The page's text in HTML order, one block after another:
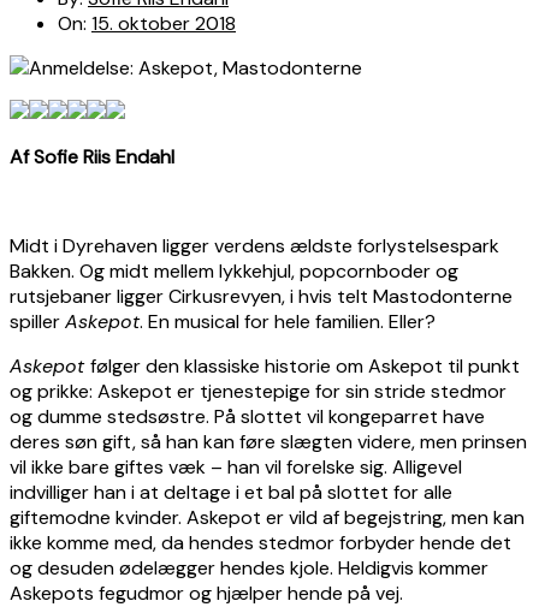
On: 15. oktober 2018
Af Sofie Riis Endahl
Midt i Dyrehaven ligger verdens ældste forlystelsespark
Bakken. Og midt mellem lykkehjul, popcornboder og
rutsjebaner ligger Cirkusrevyen, i hvis telt Mastodonterne
spillerAskepot. En musical for hele familien. Eller?
Askepotfølger den klassiske historie om Askepot til punkt
og prikke: Askepot er tjenestepige for sin stride stedmor
og dumme stedsøstre. På slottet vil kongeparret have
deres søn gift, så han kan føre slægten videre, men prinsen
vil ikke bare giftes væk – han vil forelske sig. Alligevel
indvilliger han i at deltage i et bal på slottet for alle
giftemodne kvinder. Askepot er vild af begejstring, men kan
ikke komme med, da hendes stedmor forbyder hende det
og desuden ødelægger hendes kjole. Heldigvis kommer
Askepots fegudmor og hjælper hende på vej.